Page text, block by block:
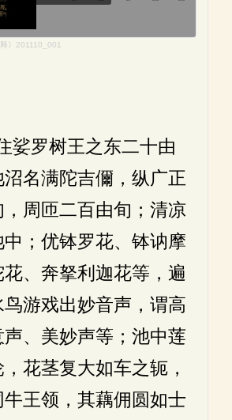
释》201110_001
娑罗树王之东二十由
名满陀吉儞，纵广正
周匝二百由旬；清凉
；优钵罗花、钵讷摩
、奔拏利迦花等，遍
游戏出妙音声，谓高
、美妙声等；池中莲
花茎复大如车之轭，
王领，其藕佣圆如士